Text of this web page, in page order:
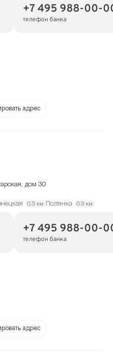
+7 495 988-00-
телефон банка
адрес
дом 30
0.5 км Полянка 0.9 км
+7 495 988-00-
телефон банка
адрес